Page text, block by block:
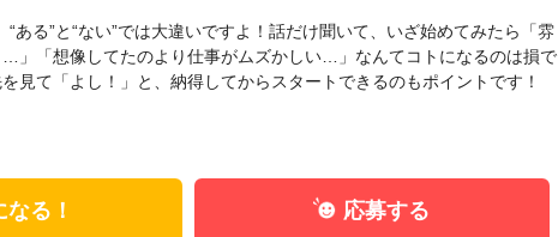
“ある”と“ない”では大違いですよ！話だけ聞いて、いざ始めてみたら「雰
」「想像してたのより仕事がムズかしい…」なんてコトになるのは損で
見て「よし！」と、納得してからスタートできるのもポイントです！
なる！ 応募する